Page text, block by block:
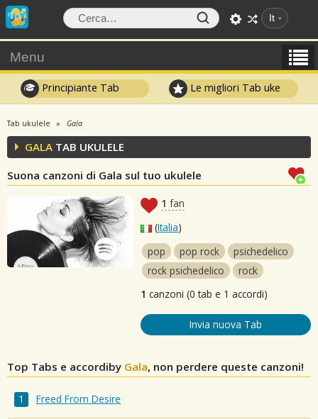
It
Menu
Principiante Tab Le migliori Tab uke
Tab ukulele Gala
GALA TAB UKULELE
Suona canzoni di Gala sul tuo ukulele
1 fan
(Italia)
pop
pop rock
psichedelico
rock psichedelico
rock
1 canzoni (0 tab e 1 accordi)
Invia nuova Tab
Top Tabs e accordiby Gala, non perdere queste canzoni!
Freed From Desire